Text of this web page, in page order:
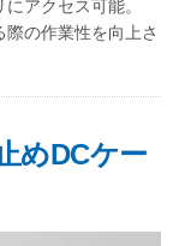
アクセス可能。
の作業性を向上さ
めDCケー